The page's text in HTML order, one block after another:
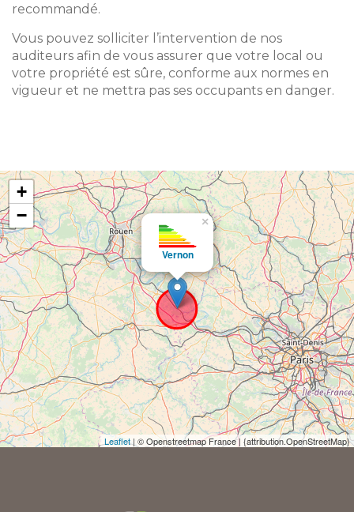
recommandé.
Vous pouvez solliciter l’intervention de nos
auditeurs afin de vous assurer que votre local ou
votre propriété est sûre, conforme aux normes en
vigueur et ne mettra pas ses occupants en danger.
Vernon
×
+
−
Leaflet| © Openstreetmap France | {attribution.OpenStreetMap}